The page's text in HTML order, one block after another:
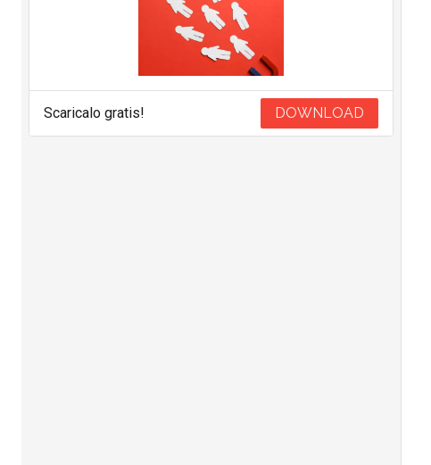
Scaricalo gratis! DOWNLOAD